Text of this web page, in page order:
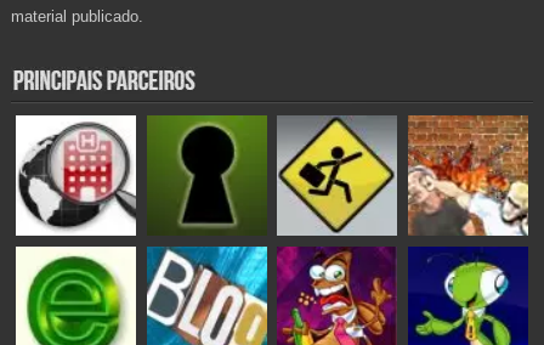
material publicado.